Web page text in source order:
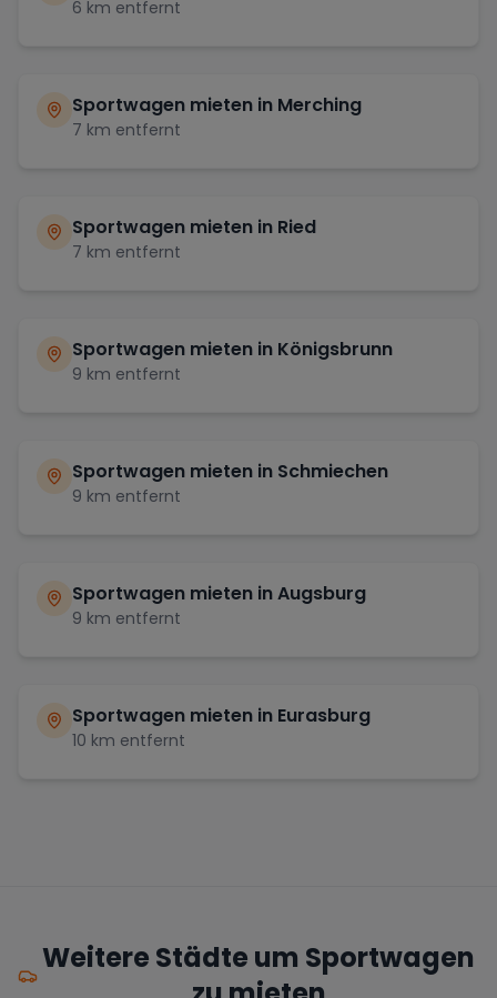
6 km entfernt
Sportwagen mieten in Merching
7 km entfernt
Sportwagen mieten in Ried
7 km entfernt
Sportwagen mieten in Königsbrunn
9 km entfernt
Sportwagen mieten in Schmiechen
9 km entfernt
Sportwagen mieten inAugsburg
9 km entfernt
Sportwagen mieten in Eurasburg
10 km entfernt
Weitere Städte um Sportwagen